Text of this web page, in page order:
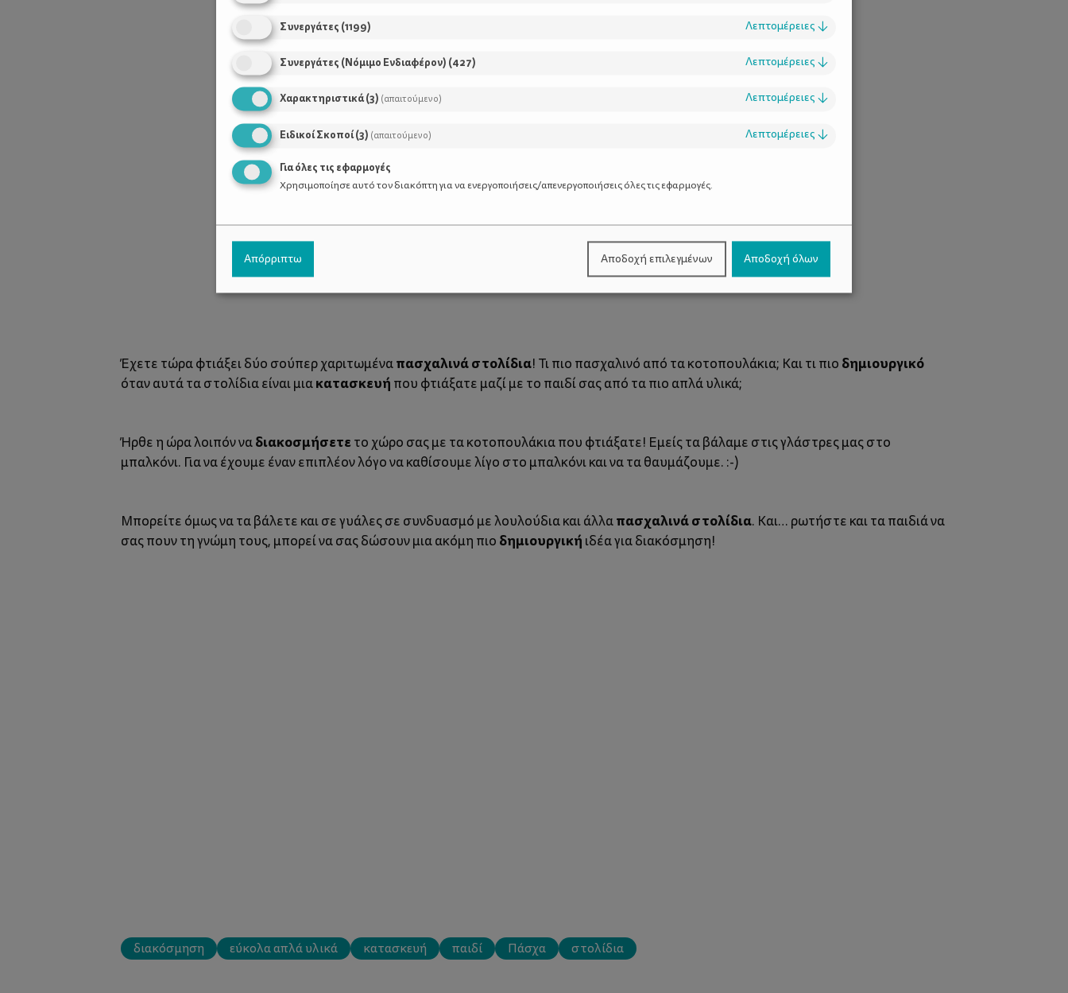
Έχετε τώρα φτιάξει δύο σούπερ χαριτωμέναπασχαλινά στολίδια! Τι πιο πασχαλινό από τα κοτοπουλάκια; Και τι πιο δημιουργικό
όταν αυτά τα στολίδια είναι μιακατασκευή που φτιάξατε μαζί με το παιδί σας από τα πιο απλά υλικά;
Ήρθε η ώρα λοιπόν ναδιακοσμήσετε το χώρο σας με τα κοτοπουλάκια που φτιάξατε! Εμείς τα βάλαμε στις γλάστρες μας στο
μπαλκόνι. Για να έχουμε έναν επιπλέον λόγο να καθίσουμε λίγο στο μπαλκόνι και να τα θαυμάζουμε. :-)
Μπορείτε όμως να τα βάλετε και σε γυάλες σε συνδυασμό με λουλούδια και άλλαπασχαλινά στολίδια. Και… ρωτήστε και τα παιδιά να
σας πουν τη γνώμη τους, μπορεί να σας δώσουν μια ακόμη πιο δημιουργική ιδέα για διακόσμηση!
διακόσμηση εύκολα απλά υλικά κατασκευή παιδί Πάσχα στολίδια
Συνεργάτες (1199) Λεπτομέρειες ↓
Συνεργάτες (Νόμιμο Ενδιαφέρον) (427) Λεπτομέρειες ↓
Χαρακτηριστικά(3) (απαιτούμενο) Λεπτομέρειες ↓
Ειδικοί Σκοποί(3) (απαιτούμενο) Λεπτομέρειες ↓
Για όλες τις εφαρμογές
Χρησιμοποίησε αυτό τον διακόπτη για να ενεργοποιήσεις/απενεργοποιήσεις όλες τις εφαρμογές.
Απόρριπτω Αποδοχή επιλεγμένων Αποδοχή όλων